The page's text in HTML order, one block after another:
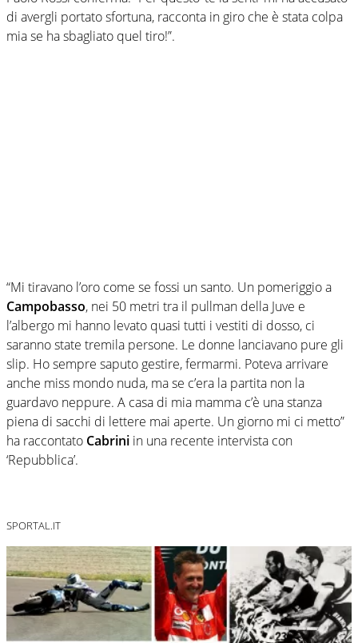
di avergli portato sfortuna, racconta in giro che è stata colpa
mia se ha sbagliato quel tiro!”.
“Mi tiravano l’oro come se fossi un santo. Un pomeriggio a
Campobasso, nei 50 metri tra il pullman della Juve e
l’albergo mi hanno levato quasi tutti i vestiti di dosso, ci
saranno state tremila persone. Le donne lanciavano pure gli
slip. Ho sempre saputo gestire, fermarmi. Poteva arrivare
anche miss mondo nuda, ma se c’era la partita non la
guardavo neppure. A casa di mia mamma c’è una stanza
piena di sacchi di lettere mai aperte. Un giorno mi ci metto”
ha raccontato Cabrini in una recente intervista con
‘Repubblica’.
SPORTAL.IT